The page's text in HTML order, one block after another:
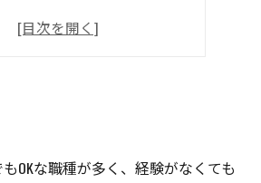
も安心
OKな職種が多く、経験がなくても